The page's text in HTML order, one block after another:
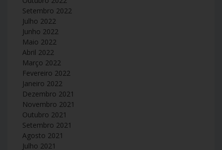
Setembro 2022
Julho 2022
Junho 2022
Maio 2022
Abril 2022
Março 2022
Fevereiro 2022
Janeiro 2022
Dezembro 2021
Novembro 2021
Outubro 2021
Setembro 2021
Agosto 2021
Julho 2021